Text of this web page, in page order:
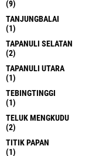
(9)
TANJUNGBALAI
(1)
TAPANULI SELATAN
(2)
TAPANULI UTARA
(1)
TEBINGTINGGI
(1)
TELUK MENGKUDU
(2)
TITIK PAPAN
(1)